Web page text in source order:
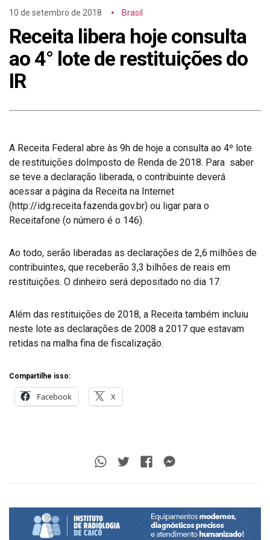
10 de setembro de 2018 Brasil
Receita libera hoje consulta
ao 4° lote de restituições do
IR
A Receita Federal abre às 9h de hoje a consulta ao 4º lote
de restituições doImposto de Renda de 2018. Para saber
se teve a declaração liberada, o contribuinte deverá
acessar a página da Receita na Internet
(http://idg.receita.fazenda.gov.br) ou ligar para o
Receitafone (o número é o 146).
Ao todo, serão liberadas as declarações de 2,6 milhões de
contribuintes, que receberão 3,3 bilhões de reais em
restituições. O dinheiro será depositado no dia 17.
Além das restituições de 2018, a Receita também incluiu
neste lote as declarações de 2008 a 2017 que estavam
retidas na malha fina de fiscalização.
Compartilhe isso:
Facebook X
Whatsapp
TwitterFacebook